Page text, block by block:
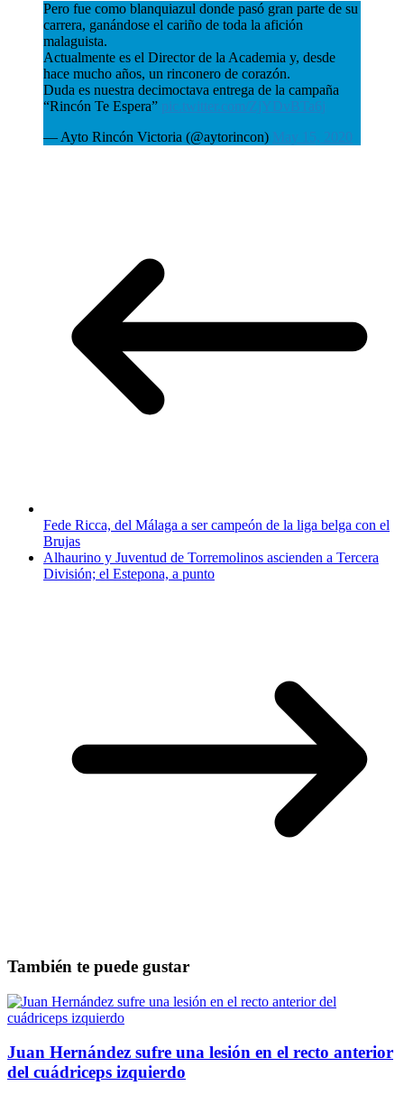
Pero fue como blanquiazul donde pasó gran parte de su
carrera, ganándose el cariño de toda la afición
malaguista.
Actualmente es el Director de la Academia y, desde
hace mucho años, un rinconero de corazón.
Duda es nuestra decimoctava entrega de la campaña
“Rincón Te Espera” pic.twitter.com/ZjYDvBTa6j
— Ayto Rincón Victoria (@aytorincon) May 15, 2020
Fede Ricca, del Málaga a ser campeón de la liga belga con el
Brujas
Alhaurino y Juventud de Torremolinos ascienden a Tercera
División; el Estepona, a punto
También te puede gustar
Juan Hernández sufre una lesión en el recto anterior
del cuádriceps izquierdo